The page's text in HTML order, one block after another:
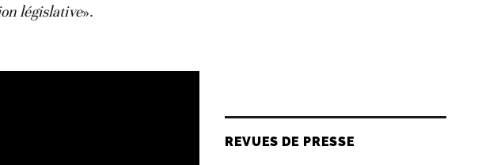
législative».
REVUES DE PRESSE